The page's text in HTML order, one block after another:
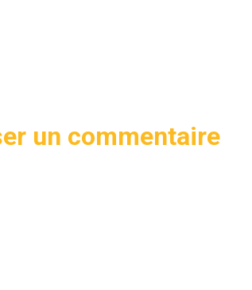
un commentaire